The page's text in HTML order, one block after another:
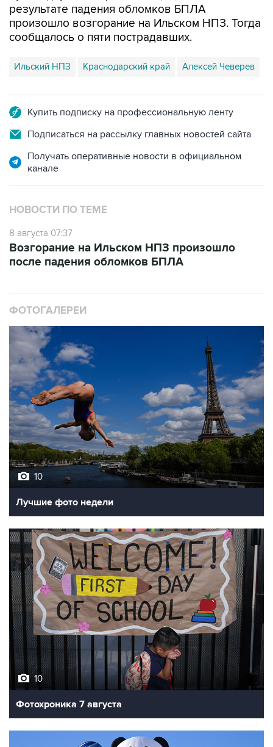
сообщалось о пяти пострадавших.
Ильский НПЗ Краснодарский край Алексей Чеверев
Подписаться на рассылку главных новостей сайта
Получать оперативные новости в официальном
НОВОСТИ ПО ТЕМЕ
8 августа 07:37
после падения обломков БПЛА
10
Лучшие фото недели
10
Фотохроника 7 августа